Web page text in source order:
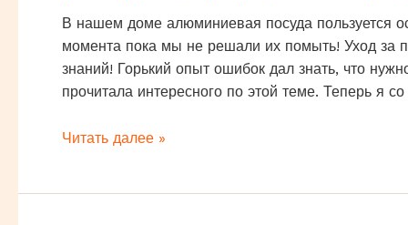
В нашем доме алюминиевая посуда пользуется
момента пока мы не решали их помыть! Уход за
знаний! Горький опыт ошибок дал знать, что
прочитала интересного по этой теме. Теперь я
Как
Читать далее »